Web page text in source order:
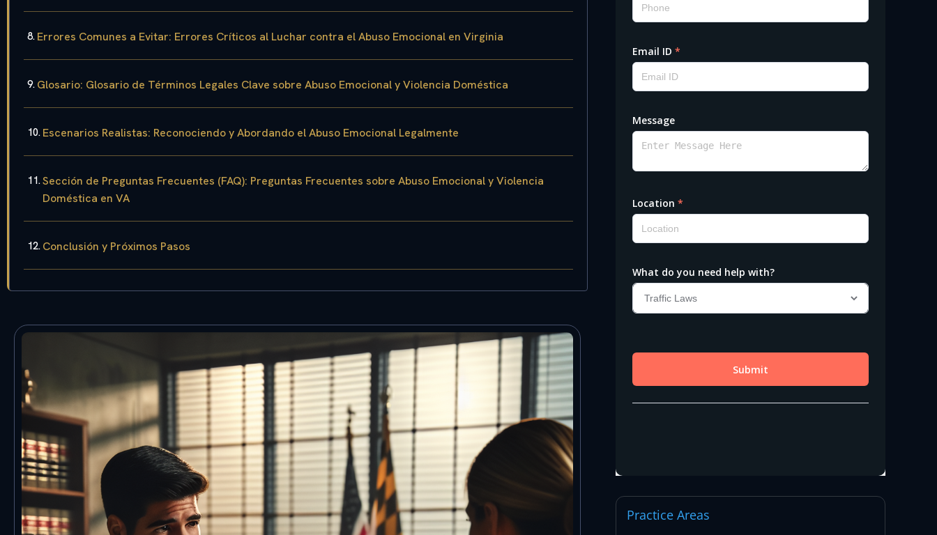
Errores Comunes a Evitar: Errores Críticos al Luchar contra el Abuso Emocional en Virginia
Glosario: Glosario de Términos Legales Clave sobre Abuso Emocional y Violencia Doméstica
Escenarios Realistas: Reconociendo y Abordando el Abuso Emocional Legalmente
Sección de Preguntas Frecuentes (FAQ): Preguntas Frecuentes sobre Abuso Emocional y Violencia
Doméstica en VA
Conclusión y Próximos Pasos
Practice Areas